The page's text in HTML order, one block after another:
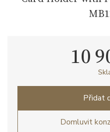
10
Přidat
Domluvit